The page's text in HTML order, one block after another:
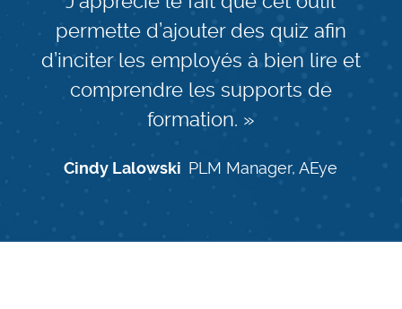
permette d’ajouter des quiz afin
d’inciter les employés à bien lire et
comprendre les supports de
formation. »
Cindy Lalowski PLM Manager, AEye